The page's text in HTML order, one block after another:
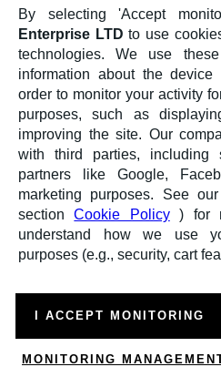
PRIVACY
Comune
di
Cremona
Ministero
della
Cultura
Progetto finanziato
Generation EU
Programma
TOCC0002414
Decreto Direttoriale n.
© La Città della
a medula web release
accedi
Wishlist
By selecting 'Accept
Enterprise LTD to use
technologies. We use
information about the
order to monitor your activity
purposes, such as
improving the site. Our
with third parties, including
partners like Google,
marketing purposes. See our
section
Cookie Policy
) for
understand how we use
purposes (e.g., security, cart
I ACCEPT MONITORING
MONITORING